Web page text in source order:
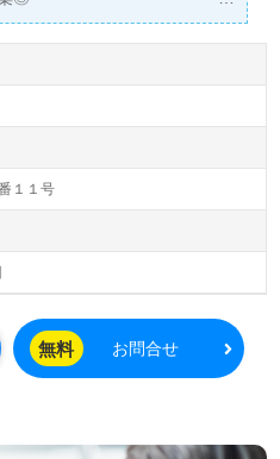
/賞与3回】＊初任者研修以上
駅』徒歩1分。
床室）『レ・ハビリス桜十
桜十字（本社：福岡県福岡
業員数8,122名以上、国内
予防医療、高齢者住宅、在宅
ットネス、ホテル、スポー
時間で輝いて！『患者様に
設』を目指される事業所様！
方をお迎えします。介護老人
ません。『知識、介護技術が
アパス、手厚い福利厚生もお
１１号
無料 お問合せ